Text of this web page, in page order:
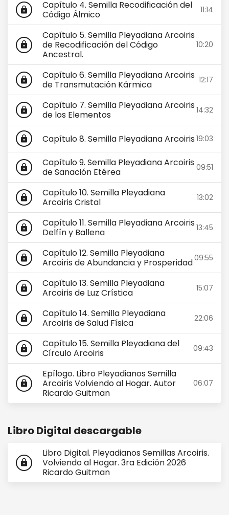
lock
Capítulo 4. Semilla Recodificación del
Código Álmico
11:14
lock
Capítulo 5. Semilla Pleyadiana Arcoiris
de Recodificación del Código
Ancestral.
10:20
lock
Capítulo 6. Semilla Pleyadiana Arcoiris
de Transmutación Kármica
12:17
lock
Capítulo 7. Semilla Pleyadiana Arcoiris
de los Elementos
14:32
lock Capítulo 8. Semilla Pleyadiana Arcoiris 19:03
lock
Capítulo 9. Semilla Pleyadiana Arcoiris
de Sanación Etérea
09:51
lock
Capítulo 10. Semilla Pleyadiana
Arcoiris Cristal
13:02
lock
Capítulo 11. Semilla Pleyadiana Arcoiris
Delfín y Ballena
13:45
lock
Capítulo 12. Semilla Pleyadiana
Arcoiris de Abundancia y Prosperidad09:55
lock
Capítulo 13. Semilla Pleyadiana
Arcoiris de Luz Crística
15:07
lock
Capítulo 14. Semilla Pleyadiana
Arcoiris de Salud Física
22:06
lock
Capítulo 15. Semilla Pleyadiana del
Círculo Arcoiris
09:43
lock
Epílogo. Libro Pleyadianos Semilla
Arcoiris Volviendo al Hogar. Autor
Ricardo Guitman
06:07
Libro Digital descargable
lock
Libro Digital. Pleyadianos Semillas Arcoiris.
Volviendo al Hogar. 3ra Edición 2026
Ricardo Guitman